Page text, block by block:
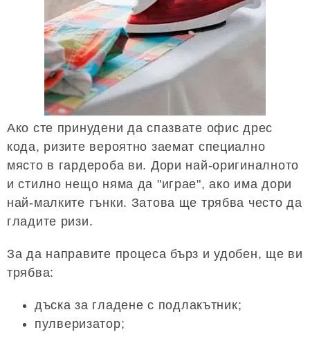
Ако сте принудени да спазвате офис дрес
кода, ризите вероятно заемат специално
място в гардероба ви. Дори най-оригиналното
и стилно нещо няма да "играе", ако има дори
най-малките гънки. Затова ще трябва често да
гладите ризи.
За да направите процеса бърз и удобен, ще ви
трябва:
дъска за гладене с подлакътник;
пулверизатор;